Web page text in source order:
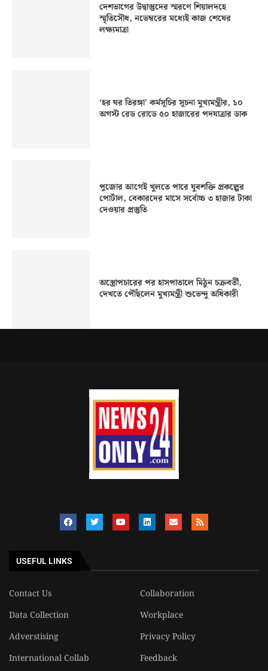
দেশভাগের উদ্বাস্তুদের স্মরণে শিয়ালদহে
স্মৃতিসৌধ, নভেম্বরের মধ্যেই কাজ শেষের
লক্ষ্যমাত্রা
‘হর ঘর তিরঙ্গা’ কর্মসূচির সূচনা মুখ্যমন্ত্রীর, ১০
অগস্ট রেড রোডে ৫০ হাজারের পদযাত্রার ডাক
পুজোর আগেই খুলতে পারে যুবশক্তি প্রকল্পের
পোর্টাল, বেকারদের মাসে সর্বোচ্চ ৩ হাজার টাকা
দেওয়ার প্রস্তুতি
অস্ত্রোপচারের পর হাসপাতালে মিঠুন চক্রবর্তী,
দেখতে পৌঁছলেন মুখ্যমন্ত্রী শুভেন্দু অধিকারী
USEFUL LINKS
Contact Us
Collaboration
Data Collection
Workplace
Adverstising
Privacy Policy
International Collab
Feedback